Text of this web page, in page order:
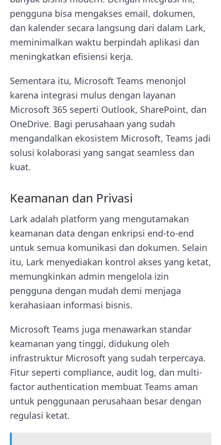
pengguna bisa mengakses email, dokumen,
dan kalender secara langsung dari dalam Lark,
meminimalkan waktu berpindah aplikasi dan
meningkatkan efisiensi kerja.
Sementara itu, Microsoft Teams menonjol
karena integrasi mulus dengan layanan
Microsoft 365 seperti Outlook, SharePoint, dan
OneDrive. Bagi perusahaan yang sudah
mengandalkan ekosistem Microsoft, Teams jadi
solusi kolaborasi yang sangat seamless dan
kuat.
Keamanan dan Privasi
Lark adalah platform yang mengutamakan
keamanan data dengan enkripsi end-to-end
untuk semua komunikasi dan dokumen. Selain
itu, Lark menyediakan kontrol akses yang ketat,
memungkinkan admin mengelola izin
pengguna dengan mudah demi menjaga
kerahasiaan informasi bisnis.
Microsoft Teams juga menawarkan standar
keamanan yang tinggi, didukung oleh
infrastruktur Microsoft yang sudah terpercaya.
Fitur seperti compliance, audit log, dan multi-
factor authentication membuat Teams aman
untuk penggunaan perusahaan besar dengan
regulasi ketat.